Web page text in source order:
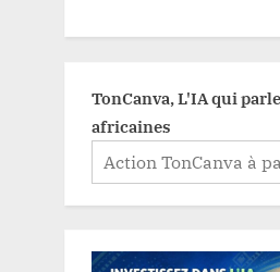
TonCanva, L'IA qui
africaines